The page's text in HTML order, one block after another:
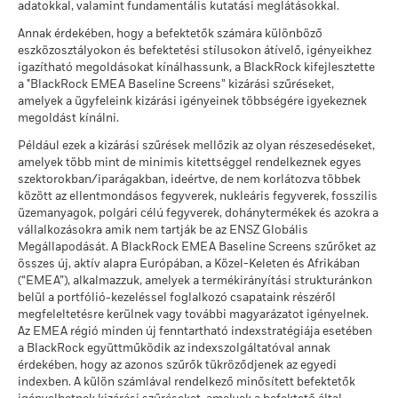
jövőben egészen máshogy fejlődnek. Abban segíthet Önnek,
A részvényosztály teljesítményét a nettó eszközérték (NAV)
alapján számítják ki, adott esetben a jövedelem
újrabefektetésével. A befektetésből származó hozam a
devizaárfolyam-ingadozások következtében növekedhet vagy
csökkenhet, ha a múltbeli teljesítményszámítástól eltérő
Mérsékelt
Ezt az összeget kaphatja vissza a költségek
Éves átlagos hozam
Kedvező
Ezt az összeget kaphatja vissza a költségek
A stresszforgatókönyv bemutatja, hogy szélsőséges piaci
körülmények esetén mekkora összeget kaphat vissza.
ekkor: 2026. júl. 17.
MSCI ESG minőségi
pontszám (0–10)
ekkor: 2026. júl. 17.
7,80
Lipper globális alapbesorolás Equity UK
MSCI súlyozott átlagos
szénintenzitás (Tons
CO2E/$M SALES)
ekkor: 2026. júl. 17.
65,52
MSCI ESG % lefedettség
ekkor: 2026. júl. 17.
MSCI ESG minőségi
pontszám -
Versenytársszázalék
ekkor: 2026. júl. 17.
15,09
A versenytárscsoport alapjai
ekkor: 2026. júl. 17.
Megállapodásának elveinek
ekkor: 2026. jún. 30.
MSCI - Termikus szén
ekkor: 2026. jún. 30.
0,00%
MSCI - Szurokföldek
ekkor: 2026. jún. 30.
Üzleti részvételi lefedettség
ekkor: 2026. jún. 30.
97,76%
Nem lefedett Alap
százalékos aránya
ekkor: 2026. jún. 30.
2,24%
A fenti, termikus szénre és olajhomokra vonatkozó, BlackRock
üzleti részvételi kitettségi adatok azokkal a vállalatokkal
kapcsolatban kerülnek kiszámításra és jelentésre, amelyek az
MSCI ESG-kutatás meghatározása szerint bevételük több
adatokkal, valamint fundamentális kutatási meglátásokkal.
Annak érdekében, hogy a befektetők számára különböző
eszközosztályokon és befektetési stílusokon átívelő, igényeikhez
igazítható megoldásokat kínálhassunk, a BlackRock kifejlesztette
a "BlackRock EMEA Baseline Screens” kizárási szűréseket,
amelyek a ügyfeleink kizárási igényeinek többségére igyekeznek
megoldást kínálni.
Például ezek a kizárási szűrések mellőzik az olyan részesedéseket,
amelyek több mint de minimis kitettséggel rendelkeznek egyes
szektorokban/iparágakban, ideértve, de nem korlátozva többek
között az ellentmondásos fegyverek, nukleáris fegyverek, fosszilis
üzemanyagok, polgári célú fegyverek, dohánytermékek és azokra a
vállalkozásokra amik nem tartják be az ENSZ Globális
Megállapodását. A BlackRock EMEA Baseline Screens szűrőket az
összes új, aktív alapra Európában, a Közel-Keleten és Afrikában
(“EMEA”), alkalmazzuk, amelyek a termékirányítási strukturánkon
belül a portfólió-kezeléssel foglalkozó csapataink részéről
megfeleltetésre kerülnek vagy további magyarázatot igényelnek.
Az EMEA régió minden új fenntartható indexstratégiája esetében
a BlackRock együttműködik az indexszolgáltatóval annak
érdekében, hogy az azonos szűrők tükröződjenek az egyedi
indexben. A külön számlával rendelkező minősített befektetők